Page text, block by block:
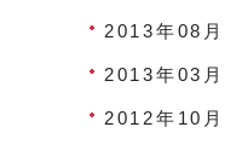
2013年08月
2013年03月
2012年10月